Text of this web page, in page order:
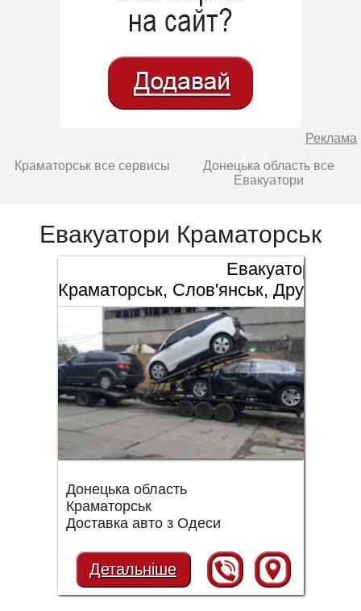
Реклама
Краматорськ все сервисы
Донецька область все
Евакуатори
Евакуатори Краматорськ
Евакуатор
Краматорськ, Слов'янськ, Дружківка,
Донецька область
Краматорськ
Доставка авто з Одеси
Детальніше